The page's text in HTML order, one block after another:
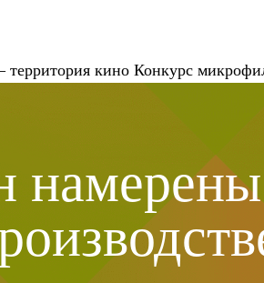
территория кино Конкурс
намерены